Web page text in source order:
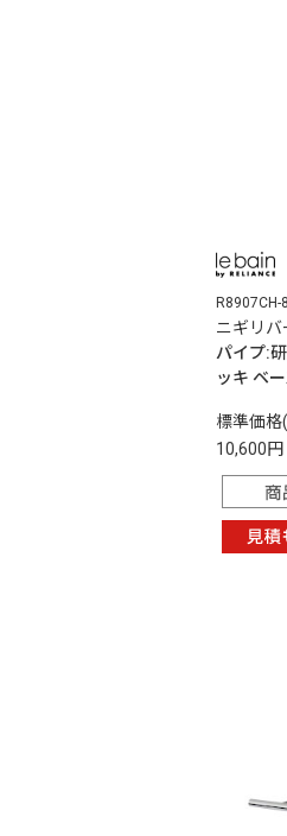
R8907CH-
ニギリバ
パイプ:
ッキ ベ
標準価格
10,600円